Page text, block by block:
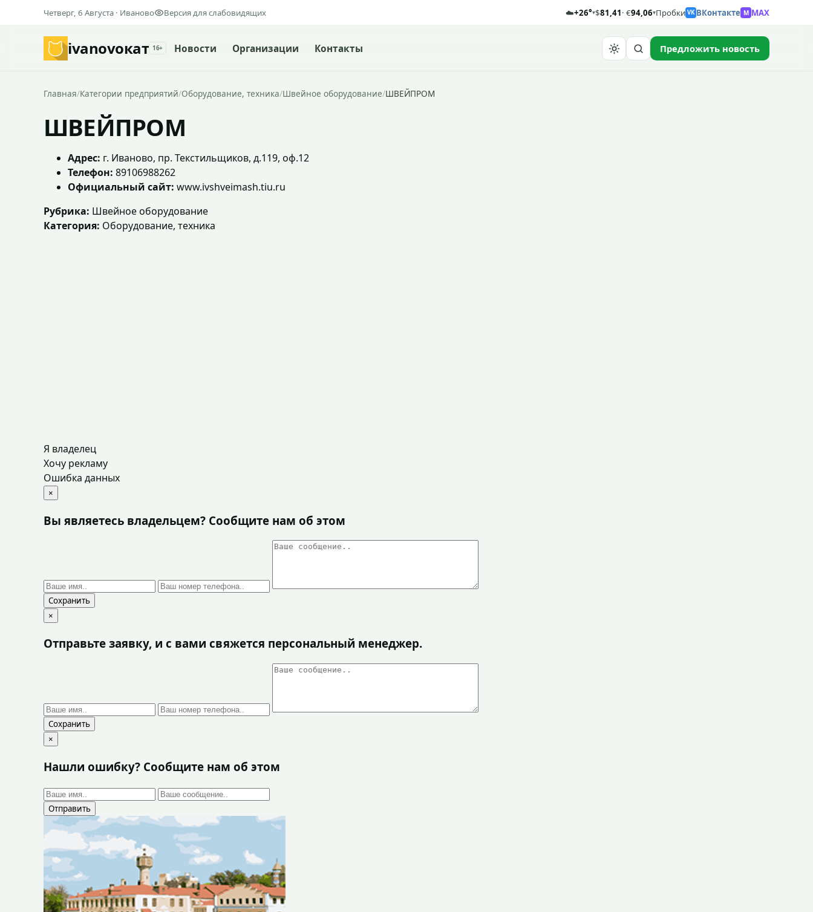
Четверг, 6 Августа · Иваново Версия для слабовидящих ☁️+26°▾$81,41· €94,06▾Пробки VK ВКонтакте M MAX
ivanovoкат 16+ Новости Организации Контакты Предложить новость
Главная/Категории предприятий/Оборудование, техника/Швейное оборудование/ШВЕЙПРОМ
ШВЕЙПРОМ
Адрес: г. Иваново, пр. Текстильщиков, д.119, оф.12
Телефон: 89106988262
Официальный сайт: www.ivshveimash.tiu.ru
Рубрика: Швейное оборудование
Категория: Оборудование, техника
Я владелец
Хочу рекламу
Ошибка данных
×
Вы являетесь владельцем? Сообщите нам об этом
Сохранить
×
Отправьте заявку, и с вами свяжется персональный менеджер.
Сохранить
×
Нашли ошибку? Сообщите нам об этом
Отправить